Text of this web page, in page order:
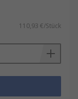
110,93 €/Stück